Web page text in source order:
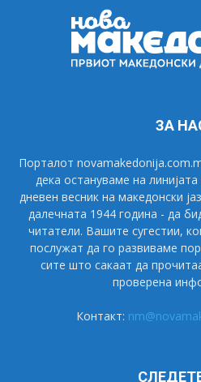
ЗА
Порталот
дека остануваме на
дневен весник на македонски
далечната 1944 година - да
читатели. Вашите сугестии,
послужат да го развиваме
сите што сакаат да
проверена
Контакт: